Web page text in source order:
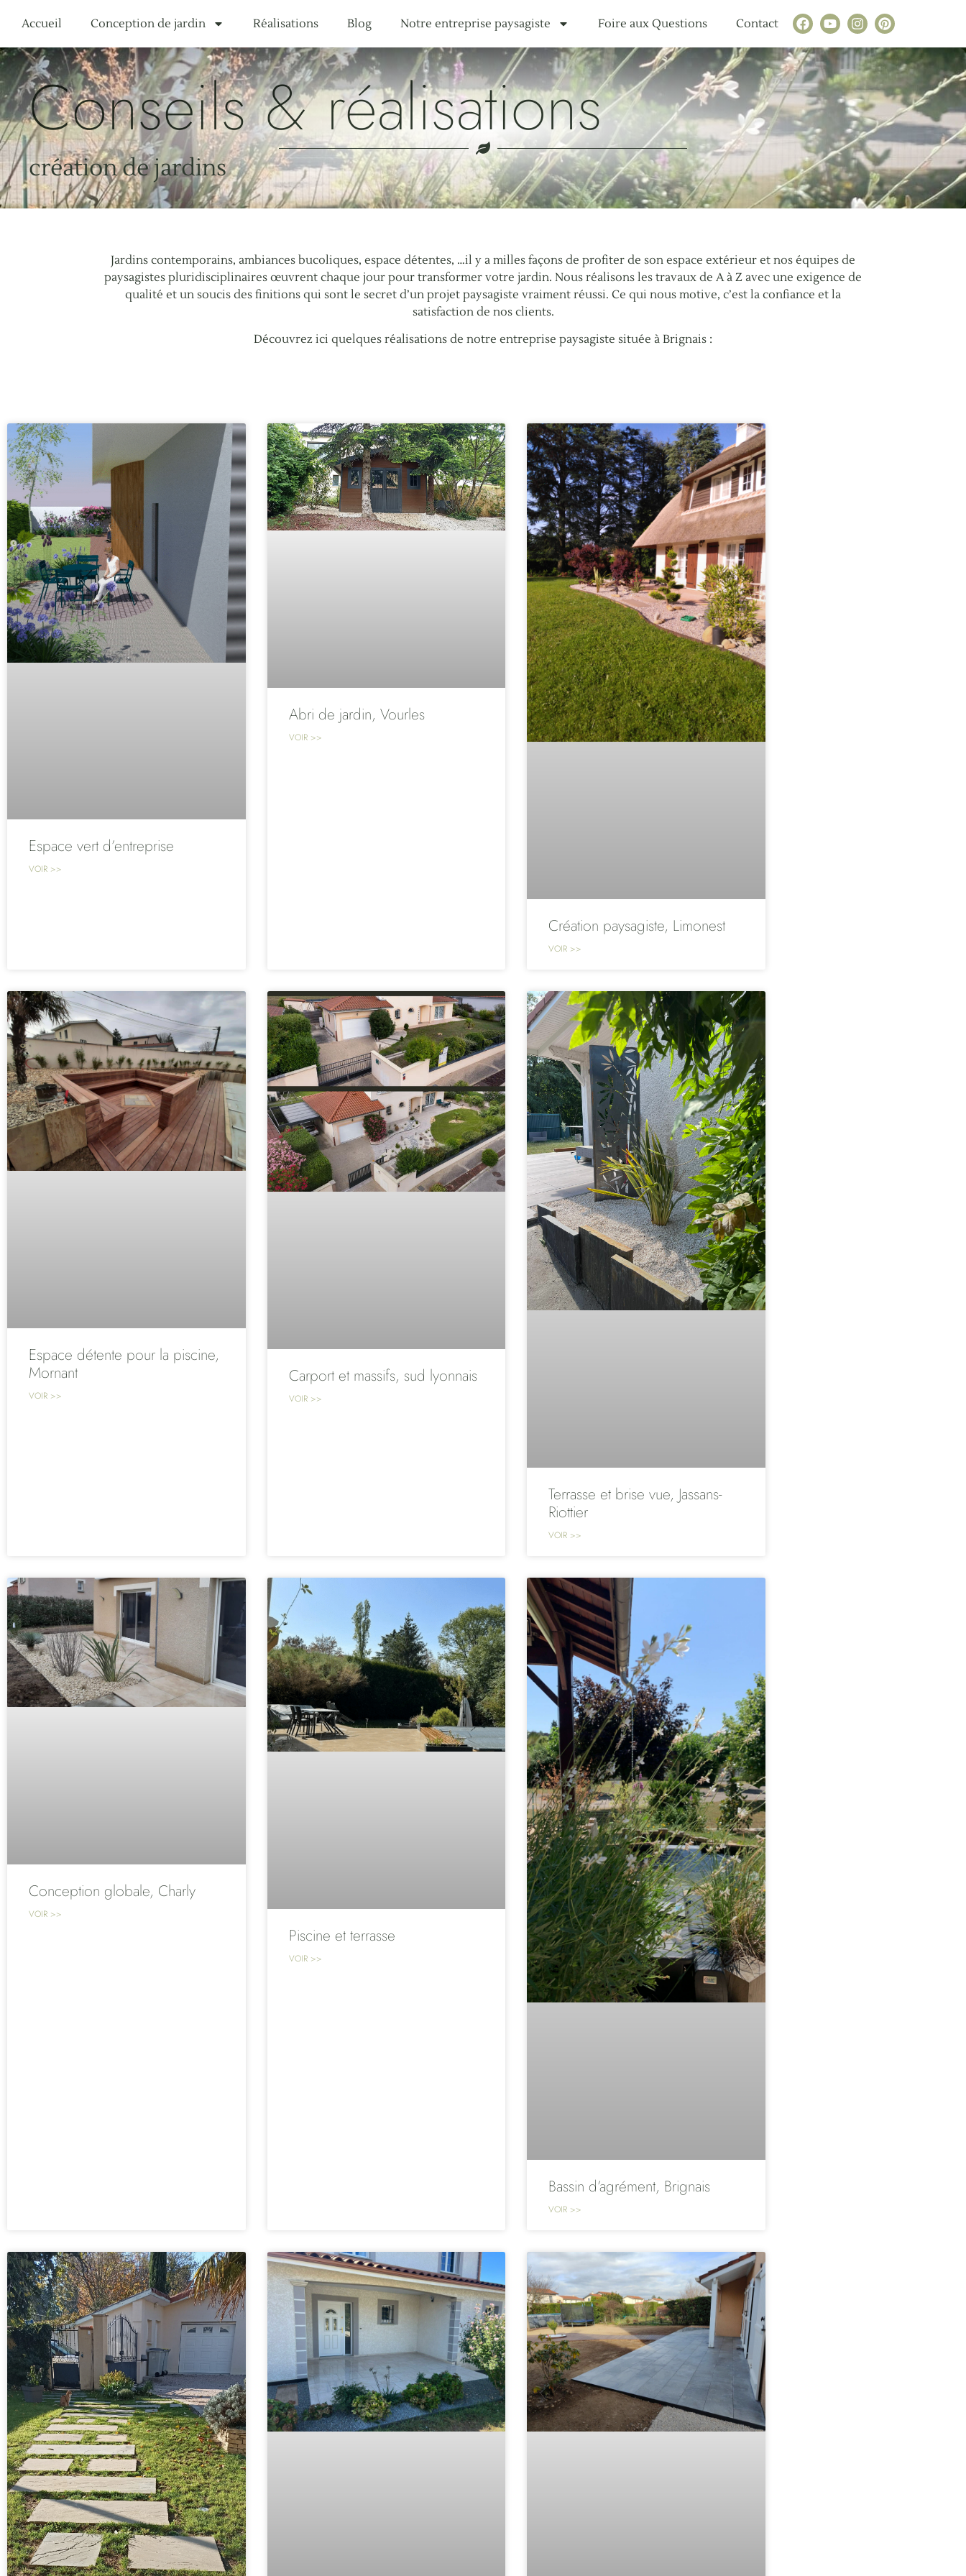
Accueil Conception de jardin Réalisations Blog Notre entreprise paysagiste Foire aux Questions Contact
Conseils & réalisations
création de jardins
Jardins contemporains, ambiances bucoliques, espace détentes, …il y a milles façons de profiter de son espace extérieur et nos équipes de
paysagistes pluridisciplinaires œuvrent chaque jour pour transformer votre jardin. Nous réalisons les travaux de A à Z avec une exigence de
qualité et un soucis des finitions qui sont le secret d’un projet paysagiste vraiment réussi. Ce qui nous motive, c’est la confiance et la
satisfaction de nos clients.
Découvrez ici quelques réalisations de notre entreprise paysagiste située à Brignais :
Espace vert d’entreprise
VOIR >>
Abri de jardin, Vourles
VOIR >>
Création paysagiste, Limonest
VOIR >>
Espace détente pour la piscine,
Mornant
VOIR >>
Carport et massifs, sud lyonnais
VOIR >>
Terrasse et brise vue, Jassans-
Riottier
VOIR >>
Conception globale, Charly
VOIR >>
Piscine et terrasse
VOIR >>
Bassin d’agrément, Brignais
VOIR >>